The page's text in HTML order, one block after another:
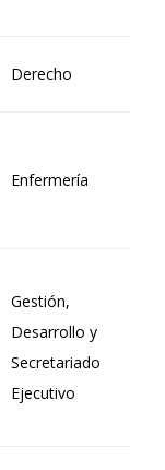
Derecho
Enfermería
Gestión,
Desarrollo y
Secretariado
Ejecutivo